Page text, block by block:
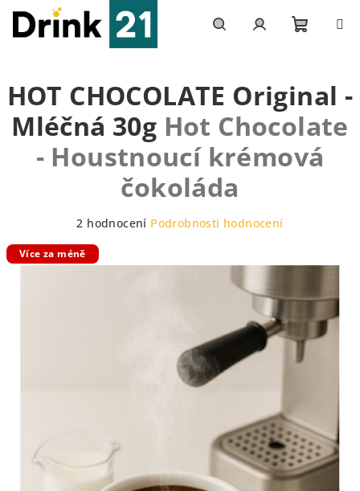
obsah
košík
HOT CHOCOLATE Original -
Mléčná 30g Hot Chocolate
- Houstnoucí krémová
čokoláda
Průměrné
produktu
je
2 hodnocení Podrobnosti hodnocení
Více za méně